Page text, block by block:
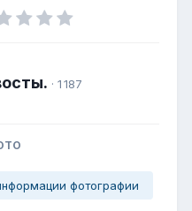
· 1 187
фотографии